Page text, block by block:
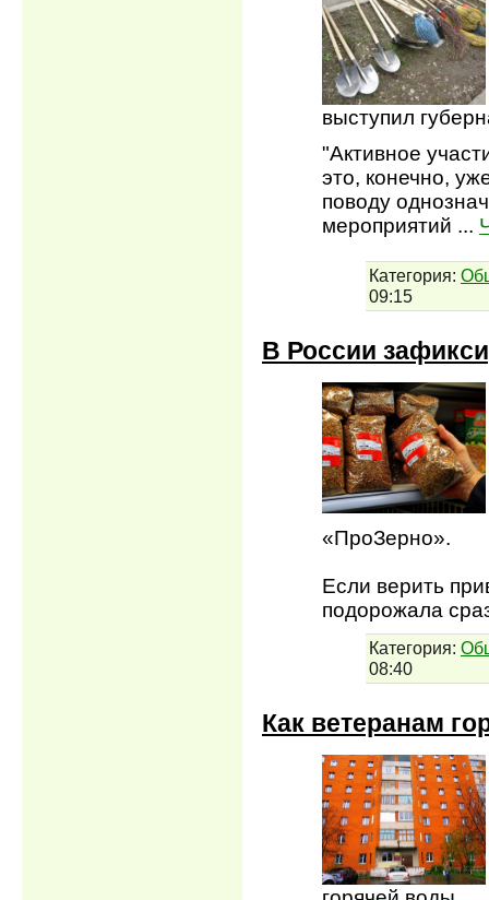
выступил
"Активное
это, конечно,
поводу
мероприятий ...
Категория:
09:15
В России
«ПроЗерно».
Если верить
подорожала
Категория:
08:40
Как ветеранам